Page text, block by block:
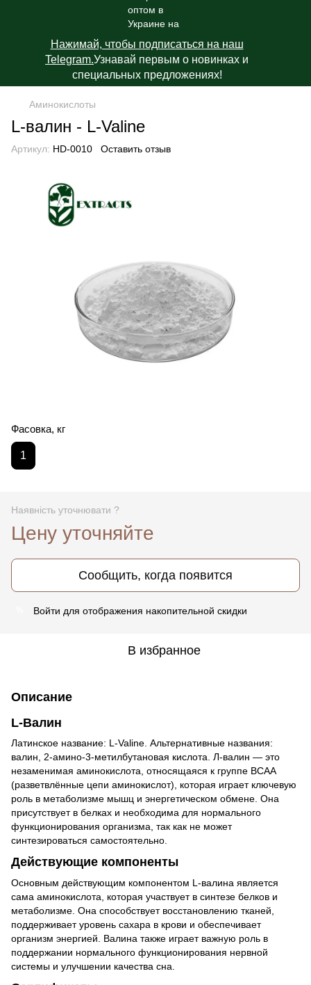
Нажимай, чтобы подписаться на наш
Telegram.Узнавай первым о новинках и
специальных предложениях!
Аминокислоты
L-валин - L-Valine
Артикул: HD-0010 Оставить отзыв
Фасовка, кг
1
Наявність уточнювати ?
Цену уточняйте
Сообщить, когда появится
Войти для отображения накопительной скидки
В избранное
Описание
L-Валин
Латинское название: L-Valine. Альтернативные названия:
валин, 2-амино-3-метилбутановая кислота. Л-валин — это
незаменимая аминокислота, относящаяся к группе BCAA
(разветвлённые цепи аминокислот), которая играет ключевую
роль в метаболизме мышц и энергетическом обмене. Она
присутствует в белках и необходима для нормального
функционирования организма, так как не может
синтезироваться самостоятельно.
Действующие компоненты
Основным действующим компонентом L-валина является
сама аминокислота, которая участвует в синтезе белков и
метаболизме. Она способствует восстановлению тканей,
поддерживает уровень сахара в крови и обеспечивает
организм энергией. Валина также играет важную роль в
поддержании нормального функционирования нервной
системы и улучшении качества сна.